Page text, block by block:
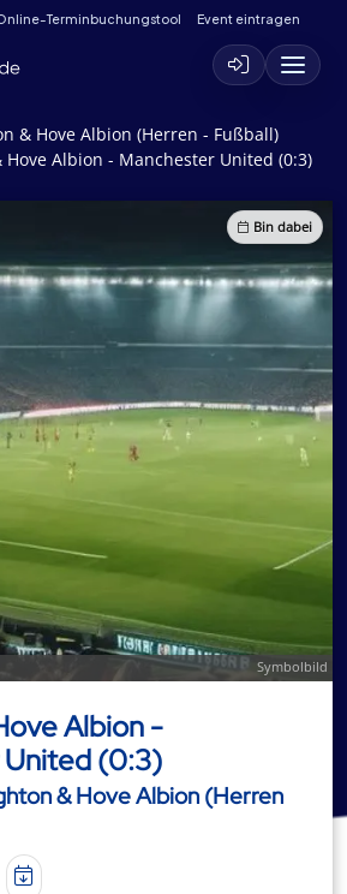
Terminbuchungstool Event eintragen
& Hove Albion (Herren - Fußball)
Hove Albion - Manchester United (0:3)
Bin dabei
Symbolbild
Albion -
(0:3)
& Hove Albion (Herren